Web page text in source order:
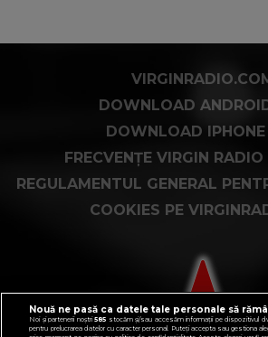
DOWNLOAD
DOWNLOAD IPHONE
FRECVENȚE VIRGIN
REGULAMENTUL GENERAL
COOKIES PE
Nouă ne pasă ca datele tale personale să
Noi și partenerii noștri585 stocăm și/sau accesăm informații pe dispozitivul
pentru prelucrarea datelor cu caracter personal. Puteți accepta sau gestiona